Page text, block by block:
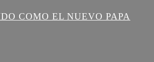
COMO EL NUEVO PAPA